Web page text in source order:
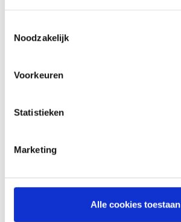
Noodzakelijk
Voorkeuren
Statistieken
Marketing
Alle cookies toestaan
PREMIUM HOES VOOR PERFORMER (<2025)
INSPIRATIE
VAN ONZE GRILL MASTERS